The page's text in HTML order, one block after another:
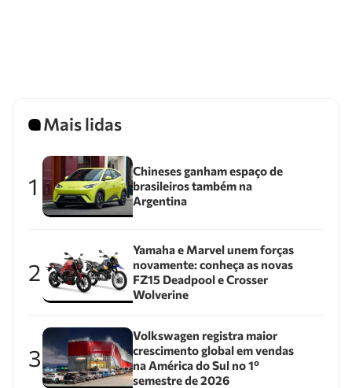
Mais lidas
1
Chineses ganham espaço de
brasileiros também na
Argentina
2
Yamaha e Marvel unem forças
novamente: conheça as novas
FZ15 Deadpool e Crosser
Wolverine
3
Volkswagen registra maior
crescimento global em vendas
na América do Sul no 1º
semestre de 2026